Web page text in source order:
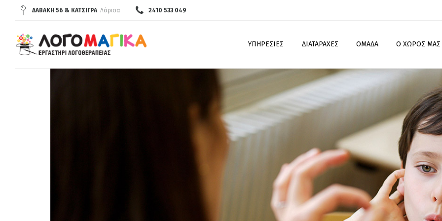
ΔΑΒΆΚΗ 56 & ΚΑΤΣΊΓΡΑ Λάρισα 2410 533 049
ΥΠΗΡΕΣΊΕΣ ΔΙΑΤΑΡΑΧΈΣ ΟΜΆΔΑ Ο ΧΏΡΟΣ ΜΑΣ